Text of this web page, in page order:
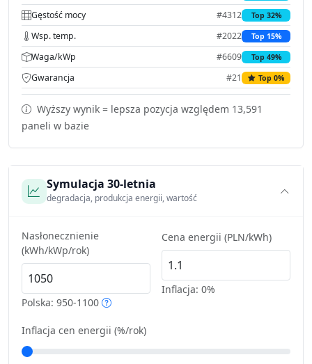
Gęstość mocy #4312 Top 32%
Wsp. temp. #2022 Top 15%
Waga/kWp #6609 Top 49%
Gwarancja #21 Top 0%
Wyższy wynik = lepsza pozycja względem 13,591
paneli w bazie
Symulacja 30-letnia
degradacja, produkcja energii, wartość
Nasłonecznienie
(kWh/kWp/rok)
Polska: 950-1100
Cena energii (PLN/kWh)
Inflacja: 0%
Inflacja cen energii (%/rok)